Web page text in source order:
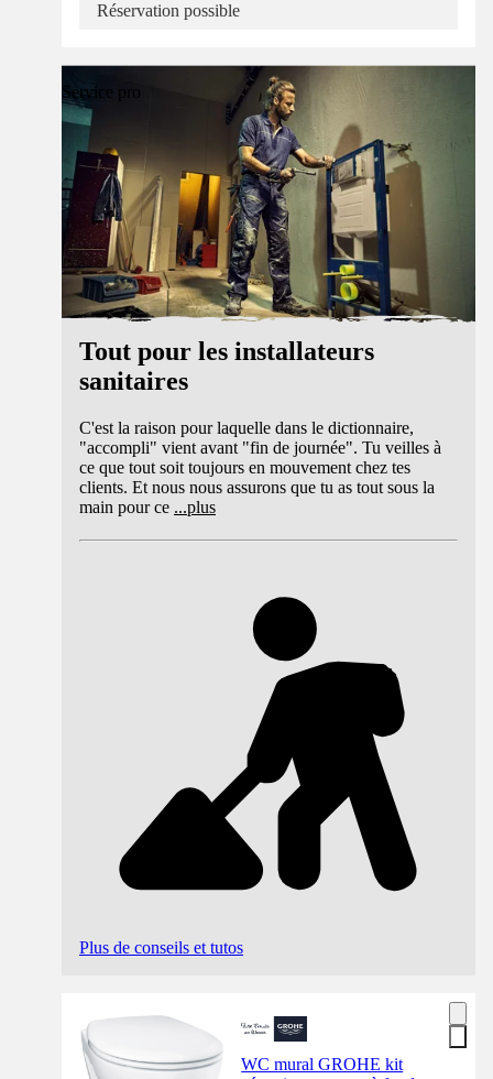
Réservation possible
Service pro
Tout pour les installateurs
sanitaires
C'est la raison pour laquelle dans le dictionnaire,
"accompli" vient avant "fin de journée". Tu veilles à
ce que tout soit toujours en mouvement chez tes
clients. Et nous nous assurons que tu as tout sous la
main pour ce ...plus
Plus de conseils et tutos
WC mural GROHE kit